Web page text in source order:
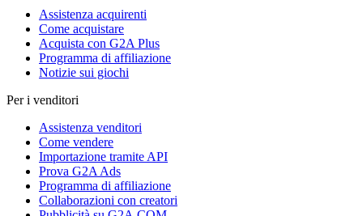
Assistenza acquirenti
Come acquistare
Acquista con G2A Plus
Programma di affiliazione
Notizie sui giochi
Per i venditori
Assistenza venditori
Come vendere
Importazione tramite API
Prova G2A Ads
Programma di affiliazione
Collaborazioni con creatori